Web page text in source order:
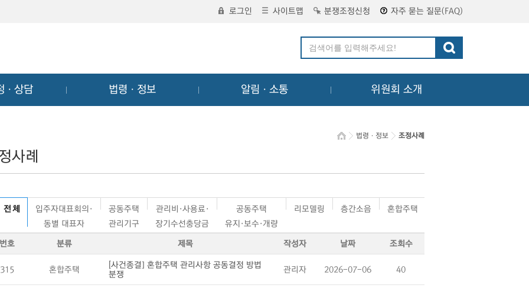
로그인 사이트맵 분쟁조정신청 자주 묻는 질문(FAQ)
ㆍ상담 법령ㆍ정보 알림ㆍ소통 위원회 소개
법령ㆍ정보 조정사례
사례
전 체
입주자대표회의·
동별 대표자
공동주택
관리기구
관리비·사용료·
장기수선충당금
공동주택
유지·보수·개량
리모델링 층간소음 혼합주택
호 분류 제목 작성자 날짜 조회수
315 혼합주택
[사건종결] 혼합주택 관리사항 공동결정 방법
분쟁
관리자 2026-07-06 40